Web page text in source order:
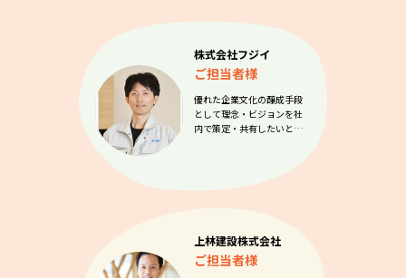
株式会社フジイ
ご担当者様
優れた企業文化の醸成手段
として理念・ビジョンを社
内で策定・共有したいと…
上林建設株式会社
ご担当者様